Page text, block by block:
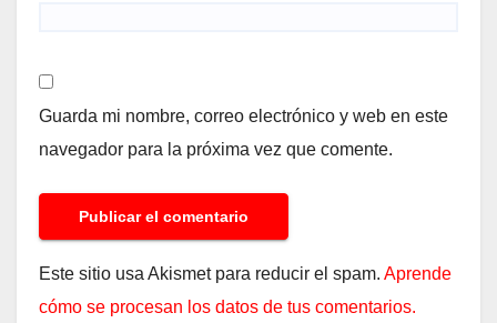
Guarda mi nombre, correo electrónico y web en este
navegador para la próxima vez que comente.
Este sitio usa Akismet para reducir el spam. Aprende
cómo se procesan los datos de tus comentarios.